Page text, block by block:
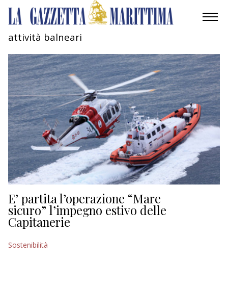
MOBILITÀ
INDUSTRIA
RICERCA
ECONOMIA
TURISMO
CULTURA
NAUTICA
EDITORIALI
attività balneari
E’ partita l’operazione “Mare
sicuro” l’impegno estivo delle
Capitanerie
Sostenibilità